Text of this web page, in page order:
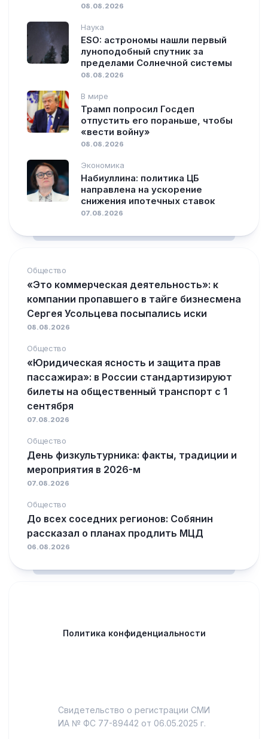
08.08.2026
Наука
ESO: астрономы нашли первый
луноподобный спутник за
пределами Солнечной системы
08.08.2026
В мире
Трамп попросил Госдеп
отпустить его пораньше, чтобы
«вести войну»
08.08.2026
Экономика
Набиуллина: политика ЦБ
направлена на ускорение
снижения ипотечных ставок
07.08.2026
Общество
«Это коммерческая деятельность»: к
компании пропавшего в тайге бизнесмена
Сергея Усольцева посыпались иски
08.08.2026
Общество
«Юридическая ясность и защита прав
пассажира»: в России стандартизируют
билеты на общественный транспорт с 1
сентября
07.08.2026
Общество
День физкультурника: факты, традиции и
мероприятия в 2026-м
07.08.2026
Общество
До всех соседних регионов: Собянин
рассказал о планах продлить МЦД
06.08.2026
Политика конфиденциальности
Свидетельство о регистрации СМИ
ИА № ФС 77-89442 от 06.05.2025 г.